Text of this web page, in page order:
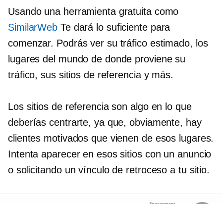
Usando una herramienta gratuita como
SimilarWeb Te dará lo suficiente para
comenzar. Podrás ver su tráfico estimado, los
lugares del mundo de donde proviene su
tráfico, sus sitios de referencia y más.
Los sitios de referencia son algo en lo que
deberías centrarte, ya que, obviamente, hay
clientes motivados que vienen de esos lugares.
Intenta aparecer en esos sitios con un anuncio
o solicitando un vínculo de retroceso a tu sitio.